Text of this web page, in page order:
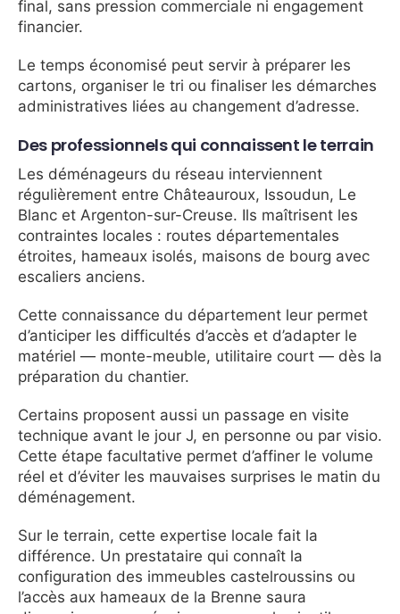
final, sans pression commerciale ni engagement
financier.
Le temps économisé peut servir à préparer les
cartons, organiser le tri ou finaliser les démarches
administratives liées au changement d’adresse.
Des professionnels qui connaissent le terrain
Les déménageurs du réseau interviennent
régulièrement entre Châteauroux, Issoudun, Le
Blanc et Argenton-sur-Creuse. Ils maîtrisent les
contraintes locales : routes départementales
étroites, hameaux isolés, maisons de bourg avec
escaliers anciens.
Cette connaissance du département leur permet
d’anticiper les difficultés d’accès et d’adapter le
matériel — monte-meuble, utilitaire court — dès la
préparation du chantier.
Certains proposent aussi un passage en visite
technique avant le jour J, en personne ou par visio.
Cette étape facultative permet d’affiner le volume
réel et d’éviter les mauvaises surprises le matin du
déménagement.
Sur le terrain, cette expertise locale fait la
différence. Un prestataire qui connaît la
configuration des immeubles castelroussins ou
l’accès aux hameaux de la Brenne saura